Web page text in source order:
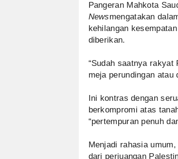
Pangeran Mahkota
Newsmengatakan
kehilangan
diberikan.
“Sudah saatnya
meja perundingan atau
Ini kontras dengan
berkompromi atas
“pertempuran penuh
Menjadi rahasia
dari perjuangan